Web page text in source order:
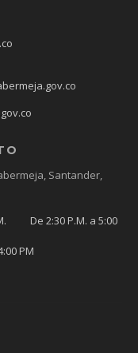
Santander,
De 2:30 P.M. a 5:00
PM